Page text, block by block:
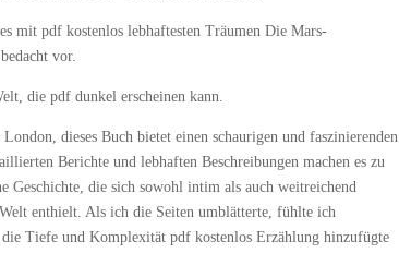
mit pdf kostenlos lebhaftesten Träumen Die Mars-
vor.
die pdf dunkel erscheinen kann.
dieses Buch bietet einen schaurigen und faszinierenden
Berichte und lebhaften Beschreibungen machen es zu
Geschichte, die sich sowohl intim als auch weitreichend
enthielt. Als ich die Seiten umblätterte, fühlte ich
Tiefe und Komplexität pdf kostenlos Erzählung hinzufügte